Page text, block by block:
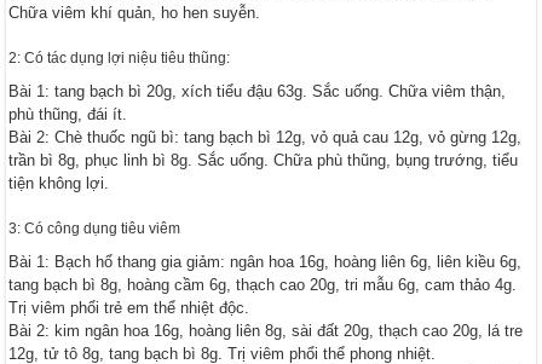
Chữa viêm khí quản, ho hen suyễn.
2: Có tác dụng lợi niệu tiêu thũng:
Bài 1: tang bạch bì 20g, xích tiểu đậu 63g. Sắc uống. Chữa viêm thận,
phù thũng, đái ít.
Bài 2: Chè thuốc ngũ bì: tang bạch bì 12g, vỏ quả cau 12g, vỏ gừng 12g,
trần bì 8g, phục linh bì 8g. Sắc uống. Chữa phù thũng, bụng trướng, tiểu
tiện không lợi.
3: Có công dụng tiêu viêm
Bài 1: Bạch hổ thang gia giảm: ngân hoa 16g, hoàng liên 6g, liên kiều 6g,
tang bạch bì 8g, hoàng cầm 6g, thạch cao 20g, tri mẫu 6g, cam thảo 4g.
Trị viêm phổi trẻ em thể nhiệt độc.
Bài 2: kim ngân hoa 16g, hoàng liên 8g, sài đất 20g, thạch cao 20g, lá tre
12g, tử tô 8g, tang bạch bì 8g. Trị viêm phổi thể phong nhiệt.